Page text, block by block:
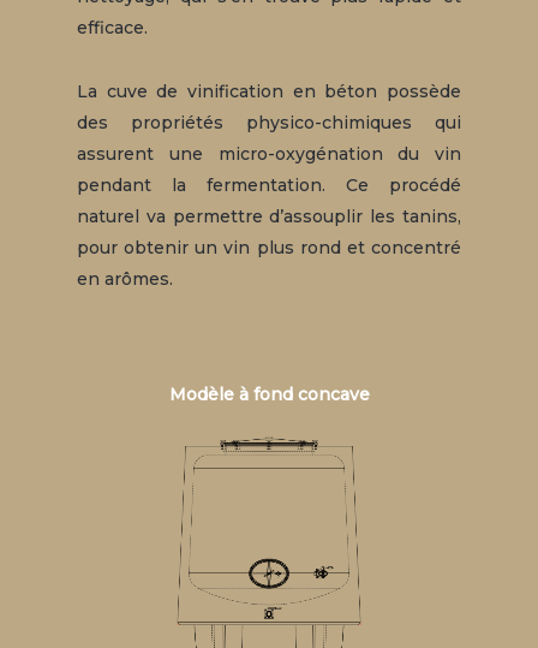
efficace.
La cuve de vinification en béton possède
des propriétés physico-chimiques qui
assurent une micro-oxygénation du vin
pendant la fermentation. Ce procédé
naturel va permettre d’assouplir les tanins,
pour obtenir un vin plus rond et concentré
en arômes.
Modèle à fond concave